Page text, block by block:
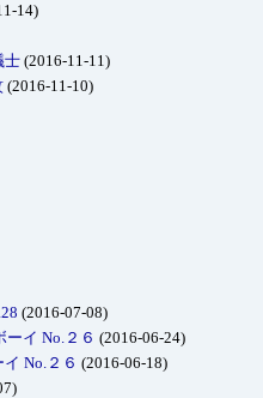
14)
士 (2016-11-11)
(2016-11-10)
(2016-07-08)
イ No.２６ (2016-06-24)
No.２６ (2016-06-18)